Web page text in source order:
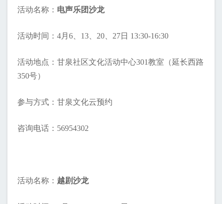
活动名称： 电声乐团沙龙
活动时间：4月6、13、20、27日 13:30-16:30
活动地点：甘泉社区文化活动中心301教室（延长西路
350号）
参与方式：甘泉文化云预约
咨询电话：56954302
活动名称： 越剧沙龙